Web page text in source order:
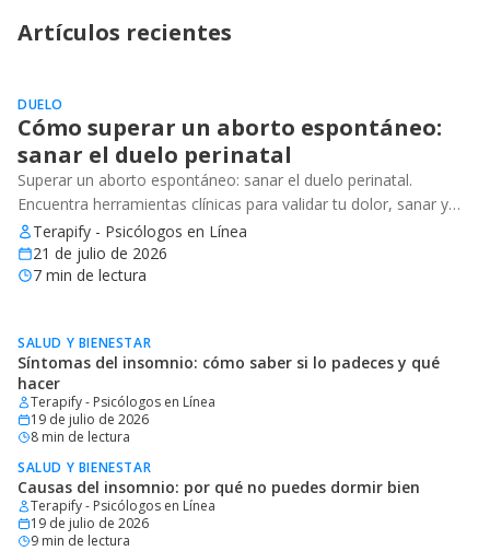
Artículos recientes
DUELO
Cómo superar un aborto espontáneo:
sanar el duelo perinatal
Superar un aborto espontáneo: sanar el duelo perinatal.
Encuentra herramientas clínicas para validar tu dolor, sanar y
recuperar tu bienestar emocional.
Terapify - Psicólogos en Línea
21 de julio de 2026
7 min de lectura
SALUD Y BIENESTAR
Síntomas del insomnio: cómo saber si lo padeces y qué
hacer
Terapify - Psicólogos en Línea
19 de julio de 2026
8 min de lectura
SALUD Y BIENESTAR
Causas del insomnio: por qué no puedes dormir bien
Terapify - Psicólogos en Línea
19 de julio de 2026
9 min de lectura